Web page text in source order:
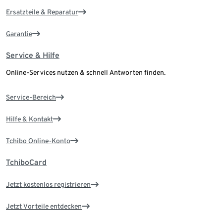
Ersatzteile & Reparatur
Garantie
Service & Hilfe
Online-Services nutzen & schnell Antworten finden.
Service-Bereich
Hilfe & Kontakt
Tchibo Online-Konto
TchiboCard
Jetzt kostenlos registrieren
Jetzt Vorteile entdecken